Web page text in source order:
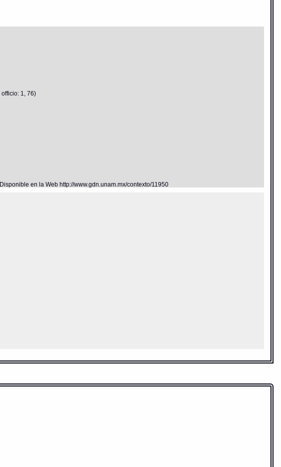
1, 76)
en la Web http://www.gdn.unam.mx/contexto/11950